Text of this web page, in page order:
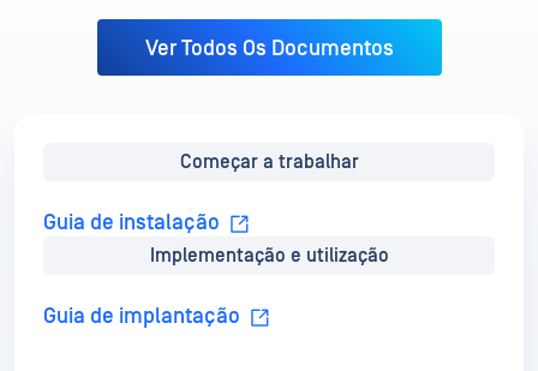
Ver Todos Os Documentos
Começar a trabalhar
Guia de instalação
Implementação e utilização
Guia de implantação